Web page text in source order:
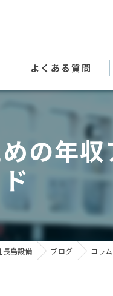
よくある質問
の年
ド
長島設備 ブログ コラム